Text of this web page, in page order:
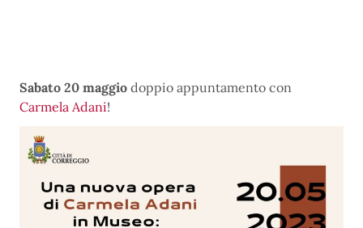
Sabato 20 maggio doppio appuntamento con
Carmela Adani!